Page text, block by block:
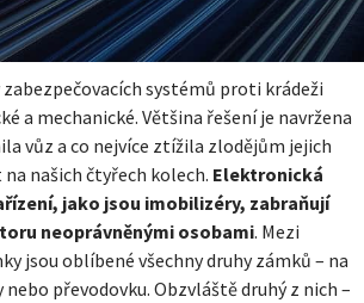
systémů proti krádeži
a mechanické. Většina řešení je navržena
vůz a co nejvíce ztížila zlodějům jejich
našich čtyřech kolech. Elektronická
jako jsou imobilizéry, zabraňují
neoprávněnými osobami. Mezi
jsou oblíbené všechny druhy zámků – na
převodovku. Obzvláště druhý z nich –